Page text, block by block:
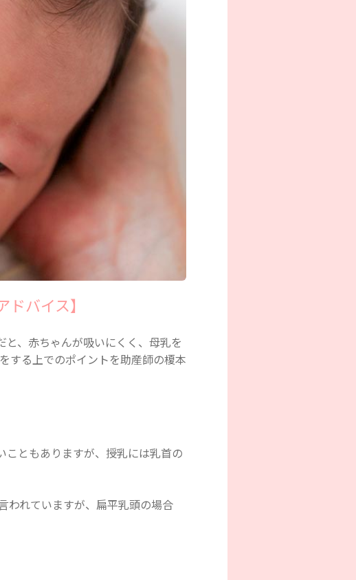
バイス】
、赤ちゃんが吸いにくく、母乳を
する上でのポイントを助産師の榎本
こともありますが、授乳には乳首の
われていますが、扁平乳頭の場合